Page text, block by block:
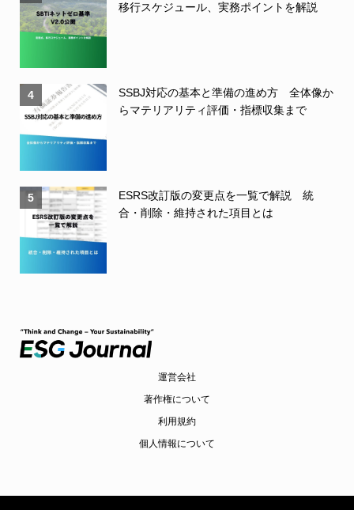
移行スケジュール、実務ポイントを解説
4
SSBJ対応の基本と準備の進め方 全体像か
らマテリアリティ評価・指標収集まで
5
ESRS改訂版の変更点を一覧で解説 統
合・削除・維持された項目とは
運営会社
著作権について
利用規約
個人情報について